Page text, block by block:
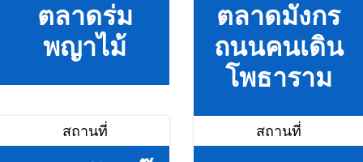
ตลาดร่ม
พญาไม้
ตลาดมังกร
ถนนคนเดิน
โพธาราม
สถานที่ สถานที่